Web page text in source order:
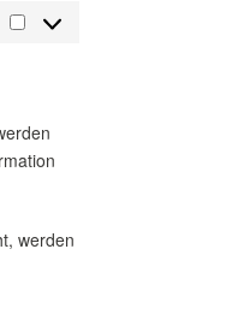
Marketing
werden